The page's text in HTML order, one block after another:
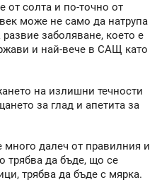
от солта и по-точно от
може не само да натрупа
заболяване, което е
и най-вече в САЩ като
на излишни течности
за глад и апетита за
далеч от правилния и
трябва да бъде, що се
трябва да бъде с мярка.